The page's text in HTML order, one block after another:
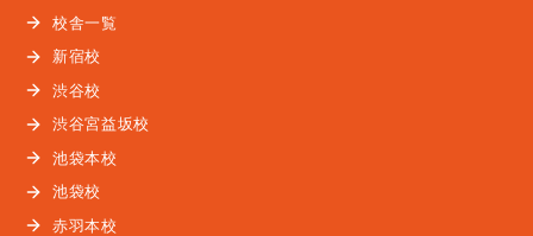
校舎一覧
新宿校
渋谷校
渋谷宮益坂校
池袋本校
池袋校
赤羽本校